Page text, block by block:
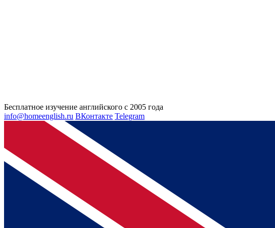
Бесплатное изучение английского с 2005 года
info@homeenglish.ru ВКонтакте Telegram